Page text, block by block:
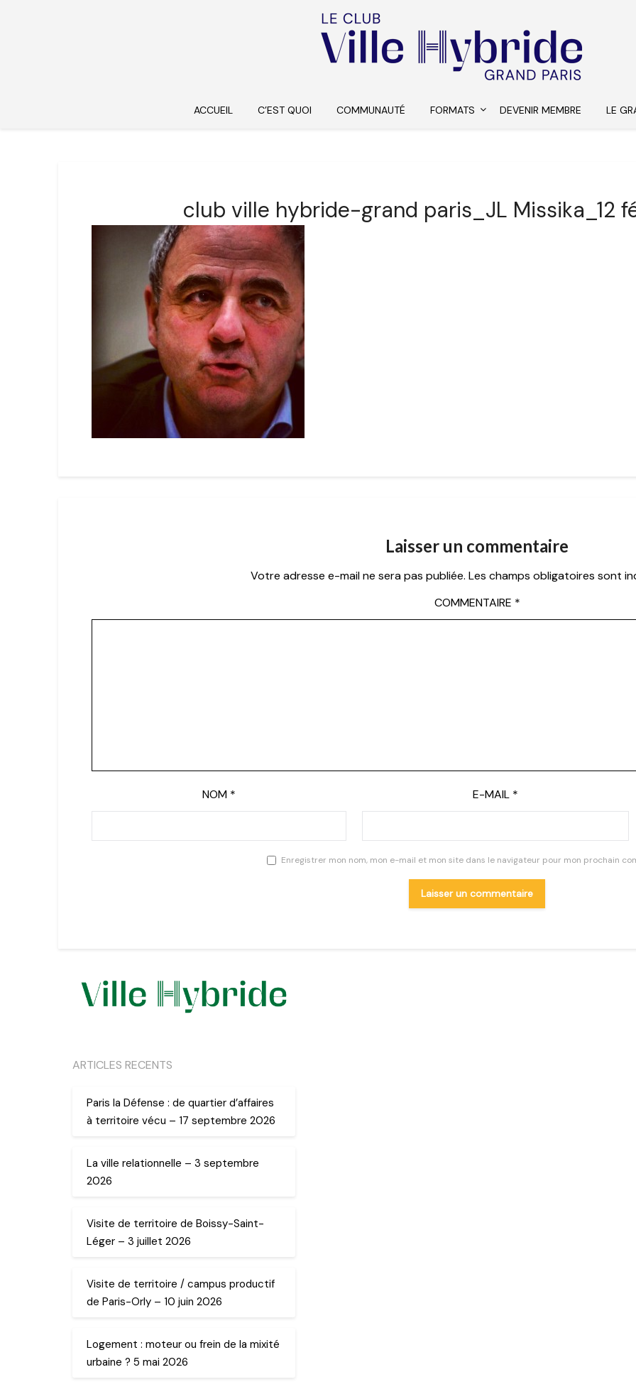
ACCUEIL C’EST QUOI COMMUNAUTÉ FORMATS DEVENIR MEMBRE LE
club ville hybride-grand paris_JL Missika_12
Laisser un commentaire
Votre adresse e-mail ne sera pas publiée. Les champs obligatoires sont
COMMENTAIRE *
NOM * E-MAIL *
Enregistrer mon nom, mon e-mail et mon site dans le navigateur pour mon prochain
ARTICLES RECENTS
Paris la Défense : de quartier d’affaires
à territoire vécu – 17 septembre 2026
La ville relationnelle – 3 septembre
2026
Visite de territoire de Boissy-Saint-
Léger – 3 juillet 2026
Visite de territoire / campus productif
de Paris-Orly – 10 juin 2026
Logement : moteur ou frein de la mixité
urbaine ? 5 mai 2026